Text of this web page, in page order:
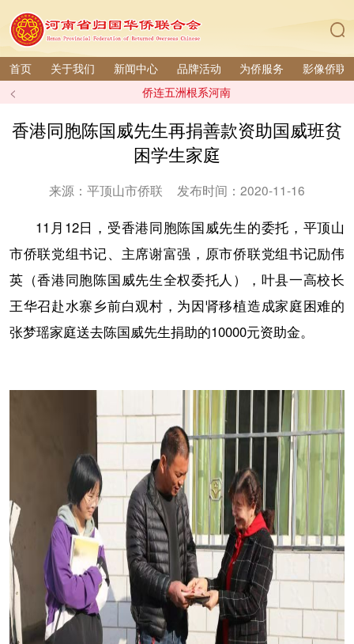
首页 关于我们 新闻中心 品牌活动 为侨服务 影像侨联
< 侨连五洲根系河南
香港同胞陈国威先生再捐善款资助国威班贫
困学生家庭
来源：平顶山市侨联 发布时间：2020-11-16
11月12日，受香港同胞陈国威先生的委托，平顶山
市侨联党组书记、主席谢富强，原市侨联党组书记励伟
英（香港同胞陈国威先生全权委托人），叶县一高校长
王华召赴水寨乡前白观村，为因肾移植造成家庭困难的
张梦瑶家庭送去陈国威先生捐助的10000元资助金。